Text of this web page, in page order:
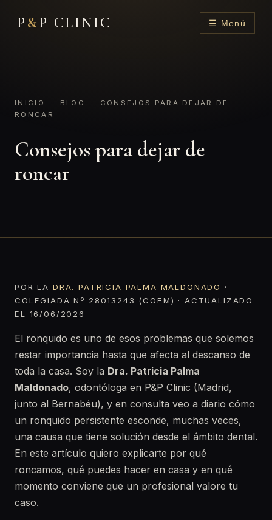
P &P CLINIC ☰ Menú
INICIO — BLOG — CONSEJOS PARA DEJAR DE
RONCAR
Consejos para dejar de
roncar
POR LA DRA. PATRICIA PALMA MALDONADO
·
COLEGIADA Nº 28013243 (COEM) · ACTUALIZADO
EL 16/06/2026
El ronquido es uno de esos problemas que solemos
restar importancia hasta que afecta al descanso de
toda la casa. Soy la Dra. Patricia Palma
Maldonado, odontóloga en P&P Clinic (Madrid,
junto al Bernabéu), y en consulta veo a diario cómo
un ronquido persistente esconde, muchas veces,
una causa que tiene solución desde el ámbito dental.
En este artículo quiero explicarte por qué
roncamos, qué puedes hacer en casa y en qué
momento conviene que un profesional valore tu
caso.